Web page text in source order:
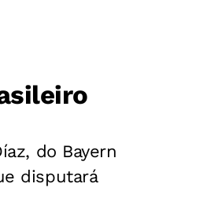
do Bayern
disputará